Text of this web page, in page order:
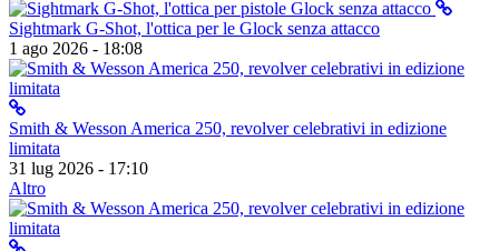
Sightmark G-Shot, l'ottica per le Glock senza attacco
1 ago 2026 - 18:08
Smith & Wesson America 250, revolver celebrativi in edizione
limitata
31 lug 2026 - 17:10
Altro